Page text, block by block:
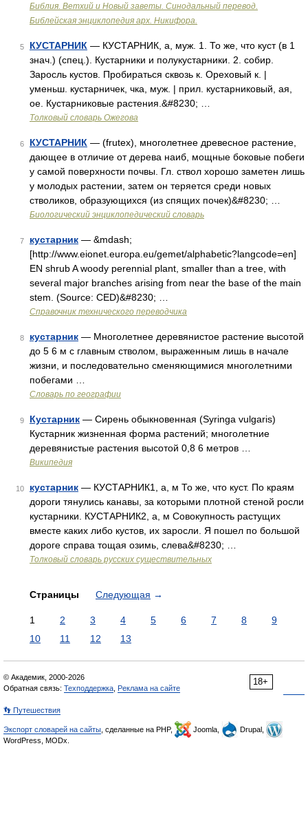
Библия. Ветхий и Новый заветы. Синодальный перевод.
Библейская энциклопедия арх. Никифора.
5 КУСТАРНИК — КУСТАРНИК, а, муж. 1. То же, что куст (в 1
знач.) (спец.). Кустарники и полукустарники. 2. собир.
Заросль кустов. Пробираться сквозь к. Ореховый к. |
уменьш. кустарничек, чка, муж. | прил. кустарниковый, ая,
ое. Кустарниковые растения.&#8230; …
Толковый словарь Ожегова
6 КУСТАРНИК — (frutex), многолетнее древесное растение,
дающее в отличие от дерева наиб, мощные боковые побеги
у самой поверхности почвы. Гл. ствол хорошо заметен лишь
у молодых растении, затем он теряется среди новых
стволиков, образующихся (из спящих почек)&#8230; …
Биологический энциклопедический словарь
7 кустарник — &mdash;
[http://www.eionet.europa.eu/gemet/alphabetic?langcode=en]
EN shrub A woody perennial plant, smaller than a tree, with
several major branches arising from near the base of the main
stem. (Source: CED)&#8230; …
Справочник технического переводчика
8 кустарник — Многолетнее деревянистое растение высотой
до 5 6 м с главным стволом, выраженным лишь в начале
жизни, и последовательно сменяющимися многолетними
побегами …
Словарь по географии
9 Кустарник — Сирень обыкновенная (Syringa vulgaris)
Кустарник жизненная форма растений; многолетние
деревянистые растения высотой 0,8 6 метров …
Википедия
10 кустарник — КУСТАРНИК1, а, м То же, что куст. По краям
дороги тянулись канавы, за которыми плотной стеной росли
кустарники. КУСТАРНИК2, а, м Совокупность растущих
вместе каких либо кустов, их заросли. Я пошел по большой
дороге справа тощая озимь, слева&#8230; …
Толковый словарь русских существительных
Страницы Следующая →
1 2 3 4 5 6 7 8
9
10
11 12 13
18+
© Академик, 2000-2026
Обратная связь: Техподдержка Реклама на сайте
👣 Путешествия
Экспорт словарей на сайты , сделанные на PHP, Joomla,
Drupal,
WordPress, MODx.